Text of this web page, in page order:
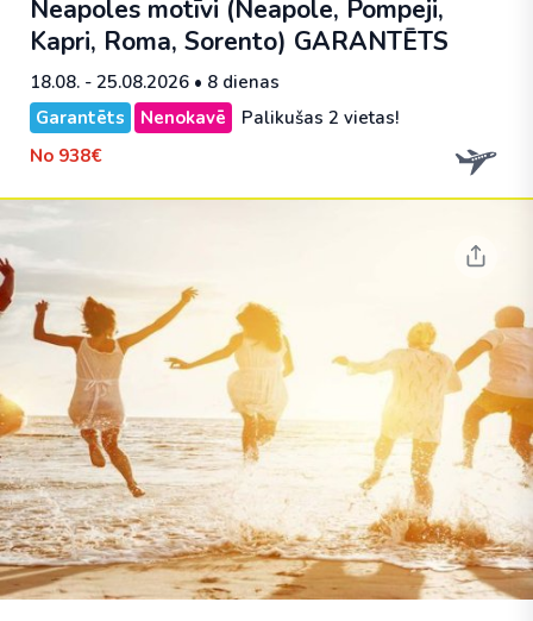
Neapoles motīvi (Neapole, Pompeji,
Kapri, Roma, Sorento) GARANTĒTS
18.08. - 25.08.2026 • 8 dienas
Garantēts
Nenokavē
Palikušas 2 vietas!
No 938€